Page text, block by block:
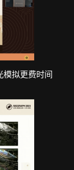
模拟更费时间